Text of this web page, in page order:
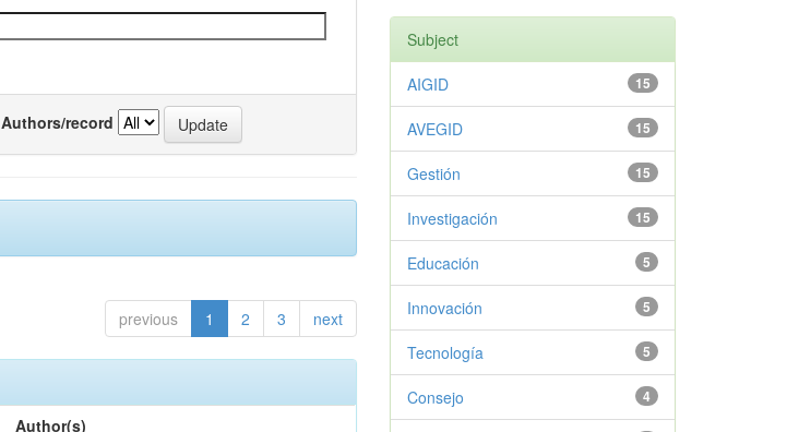
Authors/record
previous 1 2 3 next
Author(s)
Subject
15
AIGID
15
AVEGID
15
Gestión
15
Investigación
5
Educación
5
Innovación
5
Tecnología
4
Consejo